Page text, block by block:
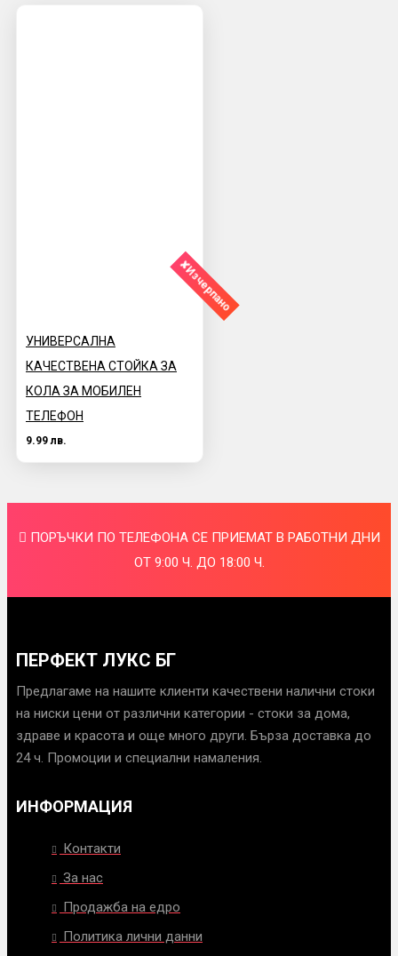
✘Изчерпано
УНИВЕРСАЛНА
КАЧЕСТВЕНА СТОЙКА ЗА
КОЛА ЗА МОБИЛЕН
ТЕЛЕФОН
9.99 лв.
ПОРЪЧКИ ПО ТЕЛЕФОНА СЕ ПРИЕМАТ В РАБОТНИ ДНИ
ОТ 9:00 Ч. ДО 18:00 Ч.
ПЕРФЕКТ ЛУКС БГ
Предлагаме на нашите клиенти качествени налични стоки
на ниски цени от различни категории - стоки за дома,
здраве и красота и още много други. Бърза доставка до
24 ч. Промоции и специални намаления.
ИНФОРМАЦИЯ
Контакти
За нас
Продажба на едро
Политика лични данни